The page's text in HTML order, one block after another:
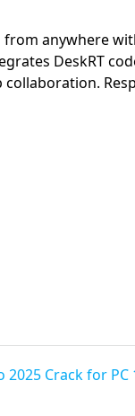
anywhere
DeskRT
2025 Crack for